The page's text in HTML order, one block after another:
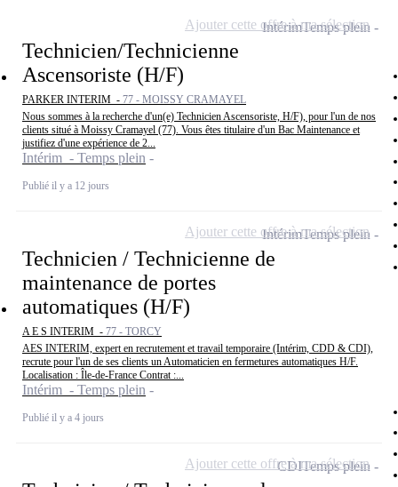
Technicien/Technicienne
Ascensoriste (H/F)
PARKER INTERIM - 77 - MOISSY CRAMAYEL
Nous sommes à la recherche d'un(e) Technicien Ascensoriste, H/F), pour l'un de nos
clients situé à Moissy Cramayel (77). Vous êtes titulaire d'un Bac Maintenance et
justifiez d'une expérience de 2...
Intérim - Temps plein
Publié il y a 12 jours
IntérimTemps plein
Ajouter cette offre à ma sélection
Technicien / Technicienne de
maintenance de portes
automatiques (H/F)
A E S INTERIM - 77 - TORCY
AES INTERIM, expert en recrutement et travail temporaire (Intérim, CDD & CDI),
recrute pour l'un de ses clients un Automaticien en fermetures automatiques H/F.
Localisation : Île-de-France Contrat :...
Intérim - Temps plein
Publié il y a 4 jours
IntérimTemps plein
Ajouter cette offre à ma sélection
CDITemps plein
Ajouter cette offre à ma sélection